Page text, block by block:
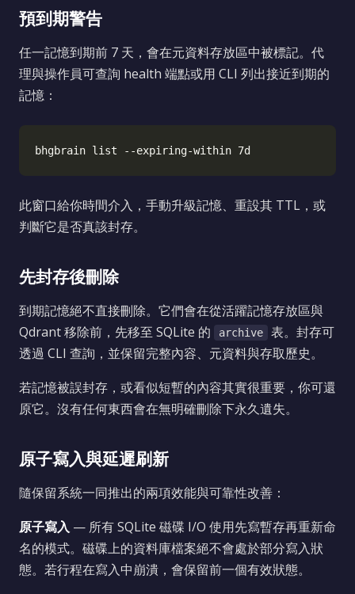
預到期警告
任一記憶到期前 7 天，會在元資料存放區中被標記。代
理與操作員可查詢 health 端點或用 CLI 列出接近到期的
記憶：
此窗口給你時間介入，手動升級記憶、重設其 TTL，或
判斷它是否真該封存。
先封存後刪除
到期記憶絕不直接刪除。它們會在從活躍記憶存放區與
Qdrant 移除前，先移至 SQLite 的
archive
表。封存可
透過 CLI 查詢，並保留完整內容、元資料與存取歷史。
若記憶被誤封存，或看似短暫的內容其實很重要，你可還
原它。沒有任何東西會在無明確刪除下永久遺失。
原子寫入與延遲刷新
隨保留系統一同推出的兩項效能與可靠性改善：
原子寫入 — 所有 SQLite 磁碟 I/O 使用先寫暫存再重新命
名的模式。磁碟上的資料庫檔案絕不會處於部分寫入狀
態。若行程在寫入中崩潰，會保留前一個有效狀態。